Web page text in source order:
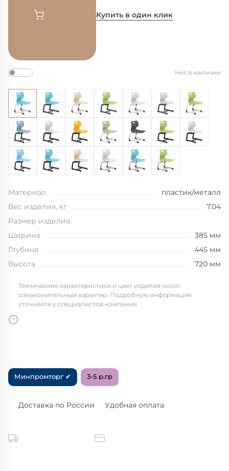
Купить в один клик
Нет в наличии
Материал
пластик/металл
Вес изделия, кг
7.04
Размер изделия:
Ширина
385 мм
Глубина
445 мм
Высота
720 мм
Технические характеристики и цвет изделия носят
ознакомительный характер. Подробную информацию
уточняйте у специалистов компании
Минпромторг ✔ 3-5 р.гр
Доставка по России Удобная оплата